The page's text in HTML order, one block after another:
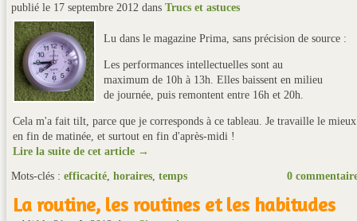
publié le 17 septembre 2012 dans Trucs et astuces
Lu dans le magazine Prima, sans précision de source :
Les performances intellectuelles sont au
maximum de 10h à 13h. Elles baissent en milieu
de journée, puis remontent entre 16h et 20h.
Cela m'a fait tilt, parce que je corresponds à ce tableau. Je travaille le mieux
en fin de matinée, et surtout en fin d'après-midi !
Lire la suite de cet article →
Mots-clés : efficacité, horaires, temps 0
La routine, les routines et les habitudes